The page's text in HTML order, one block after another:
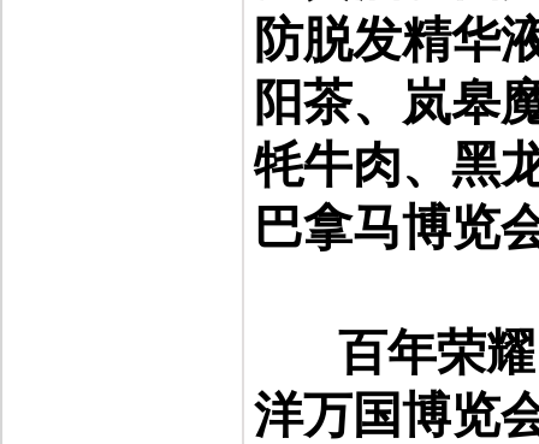
防脱发精华
阳茶、岚皋
牦牛肉、黑
巴拿马博览
百年荣
洋万国博览